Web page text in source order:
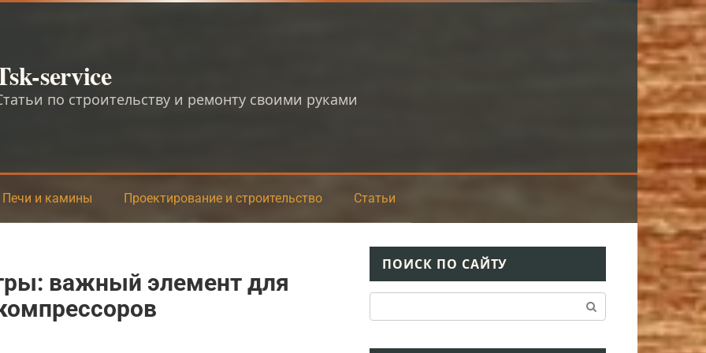
service
по строительству и ремонту своими руками
Печи и камины Проектирование и строительство Статьи
важный элемент для
ПОИСК ПО САЙТУ